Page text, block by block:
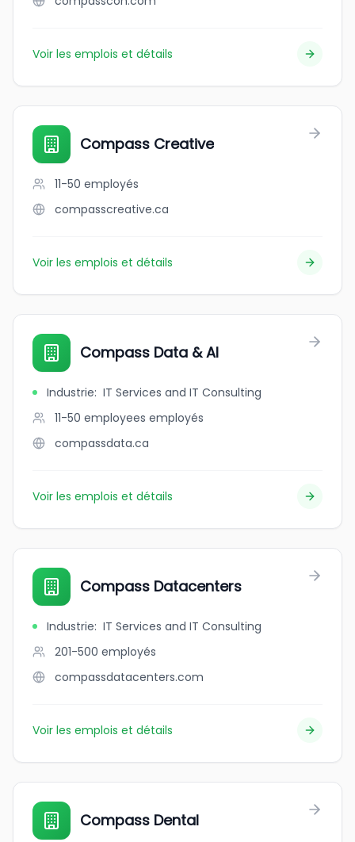
Voir les emplois et détails
Compass Creative
11-50 employés
compasscreative.ca
Voir les emplois et détails
Compass Data & AI
Industrie: IT Services and IT Consulting
11-50 employees employés
compassdata.ca
Voir les emplois et détails
Compass Datacenters
Industrie: IT Services and IT Consulting
201-500 employés
compassdatacenters.com
Voir les emplois et détails
Compass Dental